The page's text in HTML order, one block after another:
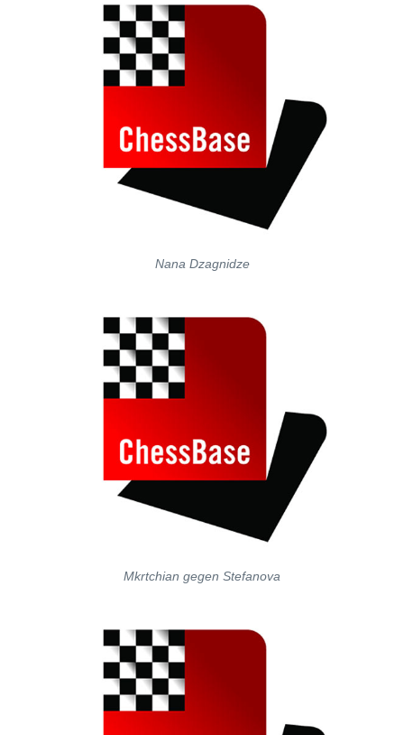
Nana Dzagnidze
Mkrtchian gegen Stefanova